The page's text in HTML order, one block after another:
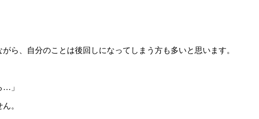
ら、自分のことは後回しになってしまう方も多いと思います。
…」
。